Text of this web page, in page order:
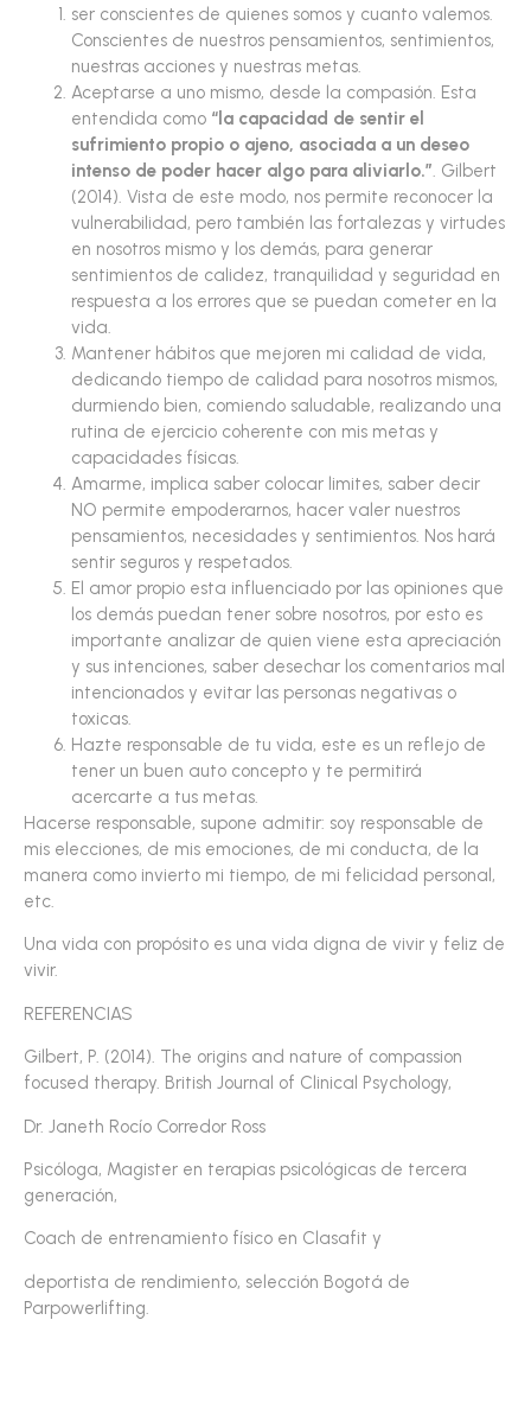
ser conscientes de quienes somos y cuanto valemos.
Conscientes de nuestros pensamientos, sentimientos,
nuestras acciones y nuestras metas.
Aceptarse a uno mismo, desde la compasión. Esta
entendida como “la capacidad de sentir el
sufrimiento propio o ajeno, asociada a un deseo
intenso de poder hacer algo para aliviarlo.”. Gilbert
(2014). Vista de este modo, nos permite reconocer la
vulnerabilidad, pero también las fortalezas y virtudes
en nosotros mismo y los demás, para generar
sentimientos de calidez, tranquilidad y seguridad en
respuesta a los errores que se puedan cometer en la
vida.
Mantener hábitos que mejoren mi calidad de vida,
dedicando tiempo de calidad para nosotros mismos,
durmiendo bien, comiendo saludable, realizando una
rutina de ejercicio coherente con mis metas y
capacidades físicas.
Amarme, implica saber colocar limites, saber decir
NO permite empoderarnos, hacer valer nuestros
pensamientos, necesidades y sentimientos. Nos hará
sentir seguros y respetados.
El amor propio esta influenciado por las opiniones que
los demás puedan tener sobre nosotros, por esto es
importante analizar de quien viene esta apreciación
y sus intenciones, saber desechar los comentarios mal
intencionados y evitar las personas negativas o
toxicas.
Hazte responsable de tu vida, este es un reflejo de
tener un buen auto concepto y te permitirá
acercarte a tus metas.
Hacerse responsable, supone admitir: soy responsable de
mis elecciones, de mis emociones, de mi conducta, de la
manera como invierto mi tiempo, de mi felicidad personal,
etc.
Una vida con propósito es una vida digna de vivir y feliz de
vivir.
REFERENCIAS
Gilbert, P. (2014). The origins and nature of compassion
focused therapy. British Journal of Clinical Psychology,
Dr. Janeth Rocío Corredor Ross
Psicóloga, Magister en terapias psicológicas de tercera
generación,
Coach de entrenamiento físico en Clasafit y
deportista de rendimiento, selección Bogotá de
Parpowerlifting.